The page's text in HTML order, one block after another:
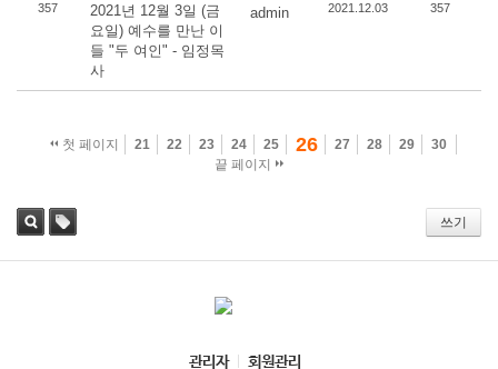
357
2021년 12월 3일 (금
요일) 예수를 만난 이
들 "두 여인" - 임정목
사
admin 2021.12.03 357
첫 페이지 21 22 23 24 25 26 27 28 29
30
끝 페이지
쓰기
관리자 회원관리